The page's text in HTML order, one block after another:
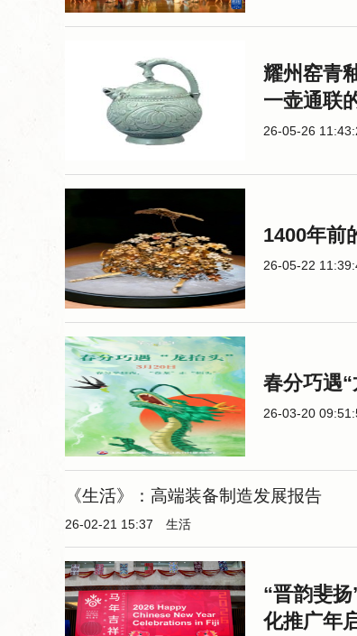
耀州窑青
一壶通联
26-05-26
1400年前
26-05-22
春分巧遇
26-03-20
《生活》：高端装备制造发展报告
26-02-21 15:37 生活
“晋韵斐
化推广年